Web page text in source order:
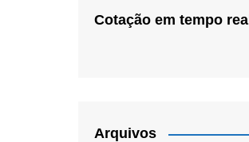
Cotação em tempo real
Arquivos